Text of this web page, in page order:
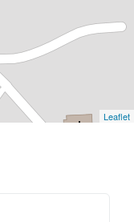
Leaflet